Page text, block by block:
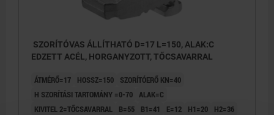
SZORÍTÓVAS ÁLLÍTHATÓ D=17 L=150, ALAK:C
EDZETT ACÉL, HORGANYZOTT, TŐCSAVARRAL
ÁTMÉRŐ=17 HOSSZ=150
SZORÍTÓERŐ KN=40
H SZORÍTÁSI TARTOMÁNY =0-70 ALAK=C
KIVITEL 2=TŐCSAVARRAL
B=55 B1=41 E=12 H1=20
H2=36